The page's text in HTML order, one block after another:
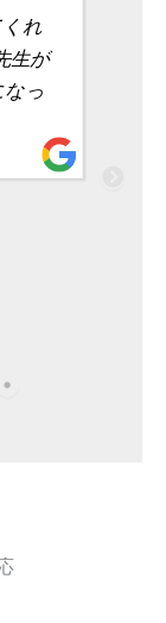
れ
生が
っ